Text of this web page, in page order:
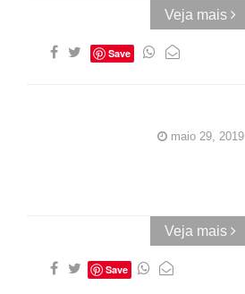
Veja mais
Save
maio 29, 2019
Veja mais
Save